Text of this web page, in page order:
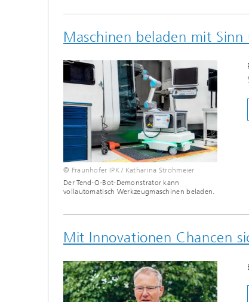
Maschinen beladen mit Sinn
© Fraunhofer IPK / Katharina Strohmeier
Der Tend-O-Bot-Demonstrator kann
vollautomatisch Werkzeugmaschinen beladen.
Mit Innovationen Chancen